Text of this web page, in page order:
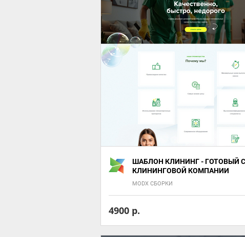
ШАБЛОН КЛИНИНГ - ГОТОВЫЙ
КЛИНИНГОВОЙ КОМПАНИИ
MODX СБОРКИ
4900 р.